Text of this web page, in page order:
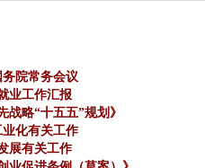
院常务会议
业工作汇报
战略“十五五”规划》
化有关工作
展有关工作